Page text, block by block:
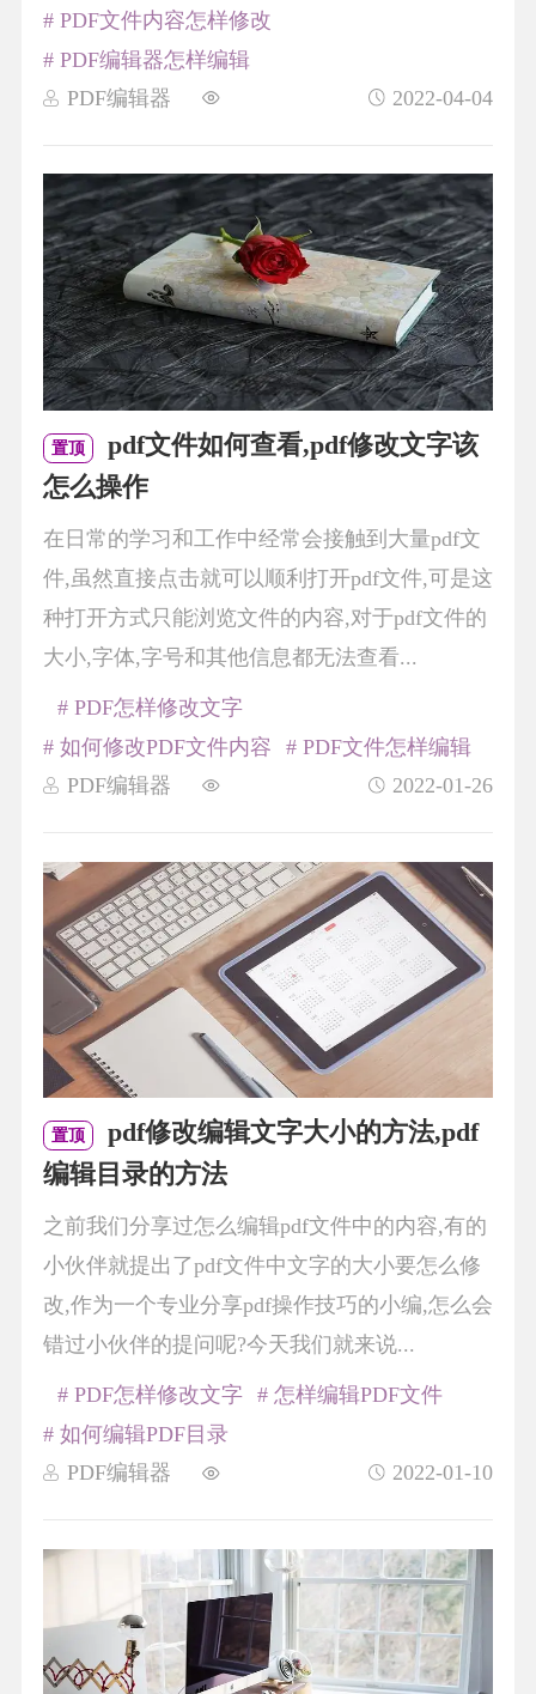
PDF编辑器 2022-04-04
# PDF文件内容怎样修改
# PDF编辑器怎样编辑
置顶
pdf文件如何查看,pdf修改文字该
怎么操作
在日常的学习和工作中经常会接触到大量pdf文
件,虽然直接点击就可以顺利打开pdf文件,可是这
种打开方式只能浏览文件的内容,对于pdf文件的
大小,字体,字号和其他信息都无法查看...
PDF编辑器 2022-01-26
# PDF怎样修改文字
# 如何修改PDF文件内容
# PDF文件怎样编辑
置顶
pdf修改编辑文字大小的方法,pdf
编辑目录的方法
之前我们分享过怎么编辑pdf文件中的内容,有的
小伙伴就提出了pdf文件中文字的大小要怎么修
改,作为一个专业分享pdf操作技巧的小编,怎么会
错过小伙伴的提问呢?今天我们就来说...
PDF编辑器 2022-01-10
# PDF怎样修改文字
# 怎样编辑PDF文件
# 如何编辑PDF目录